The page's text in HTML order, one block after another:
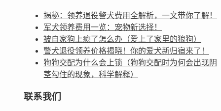
揭秘：领养退役警犬费用全解析，一文带你了解！
军犬领养费用一览：宠物新选择！
被自家狗上瘾了怎么办（爱上了家里的狼狗）
警犬退役领养价格揭晓！你的爱犬新归宿来了！
狗狗交配为什么会上锁（狗狗交配时为何会出现阴
茎勾住的现象，科学解释）
联系我们